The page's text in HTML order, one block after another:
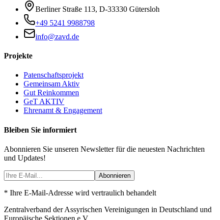
Berliner Straße 113, D-33330 Gütersloh
+49 5241 9988798
info@zavd.de
Projekte
Patenschaftsprojekt
Gemeinsam Aktiv
Gut Reinkommen
GeT AKTIV
Ehrenamt & Engagement
Bleiben Sie informiert
Abonnieren Sie unseren Newsletter für die neuesten Nachrichten
und Updates!
Abonnieren
* Ihre E-Mail-Adresse wird vertraulich behandelt
Zentralverband der Assyrischen Vereinigungen in Deutschland und
Europäische Sektionen e.V.